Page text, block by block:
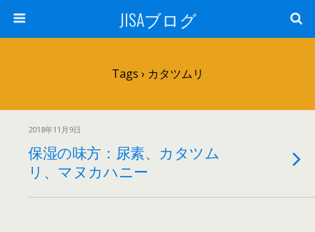
JISAブログ
Tags › カタツムリ
2018年11月9日
保湿の味方：尿素、カタツム
リ、マヌカハニー